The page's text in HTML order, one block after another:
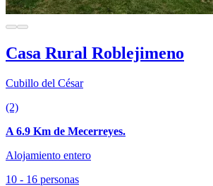
Casa Rural Roblejimeno
Cubillo del César
(2)
A 6.9 Km de Mecerreyes.
Alojamiento entero
10 - 16 personas